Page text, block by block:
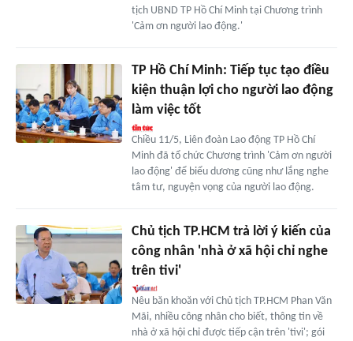
tịch UBND TP Hồ Chí Minh tại Chương trình
'Cảm ơn người lao động.'
TP Hồ Chí Minh: Tiếp tục tạo điều
kiện thuận lợi cho người lao động
làm việc tốt
Chiều 11/5, Liên đoàn Lao động TP Hồ Chí
Minh đã tổ chức Chương trình 'Cảm ơn người
lao động' để biểu dương cũng như lắng nghe
tâm tư, nguyện vọng của người lao động.
Chủ tịch TP.HCM trả lời ý kiến của
công nhân 'nhà ở xã hội chỉ nghe
trên tivi'
Nêu băn khoăn với Chủ tịch TP.HCM Phan Văn
Mãi, nhiều công nhân cho biết, thông tin về
nhà ở xã hội chỉ được tiếp cận trên 'tivi'; gói